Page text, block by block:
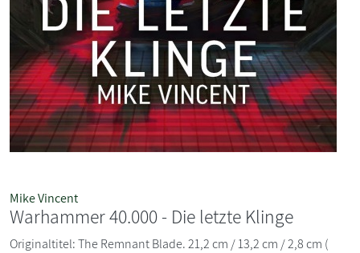
Mike Vincent
Warhammer 40.000 - Die letzte Klinge
Originaltitel: The Remnant Blade. 21,2 cm / 13,2 cm / 2,8 cm (